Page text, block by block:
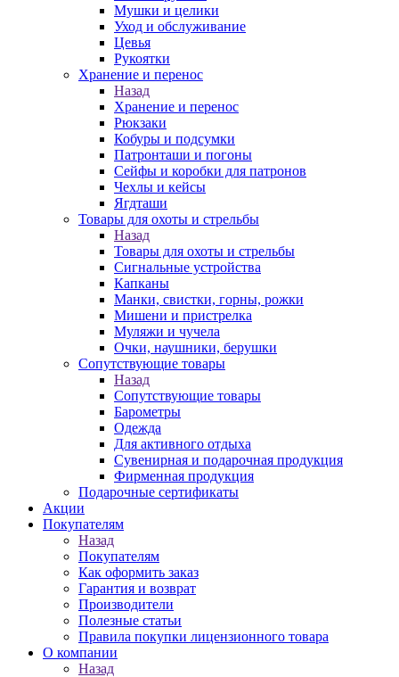
Мушки и целики
Уход и обслуживание
Цевья
Рукоятки
Хранение и перенос
Назад
Хранение и перенос
Рюкзаки
Кобуры и подсумки
Патронташи и погоны
Сейфы и коробки для патронов
Чехлы и кейсы
Ягдташи
Товары для охоты и стрельбы
Назад
Товары для охоты и стрельбы
Сигнальные устройства
Капканы
Манки, свистки, горны, рожки
Мишени и пристрелка
Муляжи и чучела
Очки, наушники, берушки
Сопутствующие товары
Назад
Сопутствующие товары
Барометры
Одежда
Для активного отдыха
Сувенирная и подарочная продукция
Фирменная продукция
Подарочные сертификаты
Акции
Покупателям
Назад
Покупателям
Как оформить заказ
Гарантия и возврат
Производители
Полезные статьи
Правила покупки лицензионного товара
О компании
Назад